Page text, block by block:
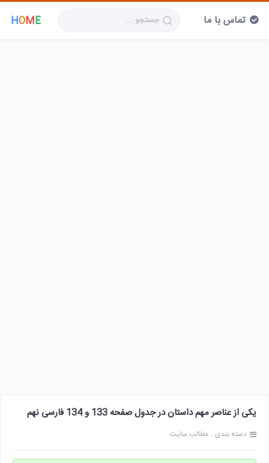
HOME تماس با ما
یکی از عناصر مهم داستان در جدول صفحه 133 و 134 فارسی نهم
دسته بندی : مطالب سایت